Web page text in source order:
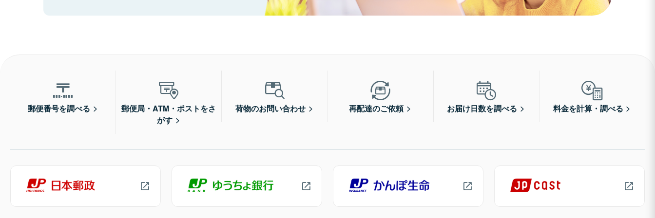
郵便番号を調べる
郵便局・ATM・ポストをさ
がす
荷物のお問い合わせ 再配達のご依頼 お届け日数を調べる 料金を計算・調べる